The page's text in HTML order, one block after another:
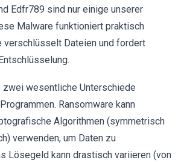
Edfr789 sind nur einige unserer
Malware funktioniert praktisch
verschlüsselt Dateien und fordert
wesentliche Unterschiede
Ransomware kann
Algorithmen (symmetrisch
verwenden, um Daten zu
Lösegeld kann drastisch variieren (von